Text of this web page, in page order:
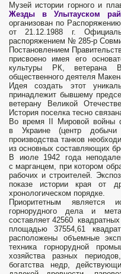
Музей истории горного и
Жезды в Улытауском
организован по
от 21.12.1988 г.
распоряжением № 285-р
Постановлением
присвоено имея его
культуры РК, ветерана
общественного деятеля
Идея создать этот
принадлежит бывшему
ветерану Великой
История поселка тесно
Во время II Мировой войны
в Украине (центр
производства танков
из основных составляющих
В июле 1942 года
с марганцем, при котором
рабочих и строителей.
показе истории края от
хронологическом порядке.
Приоритетным является
горнорудного дела и
составляет 42560
площадью 37554,61
расположены объемные
техника горнорудной
хозяйства разных
богатства недр,